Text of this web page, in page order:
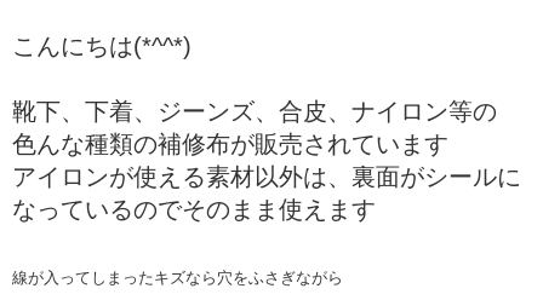
こんにちは(*^^*)
靴下、下着、ジーンズ、合皮、ナイロン等の
色んな種類の補修布が販売されています
アイロンが使える素材以外は、裏面がシールに
なっているのでそのまま使えます
線が入ってしまったキズなら穴をふさぎながら